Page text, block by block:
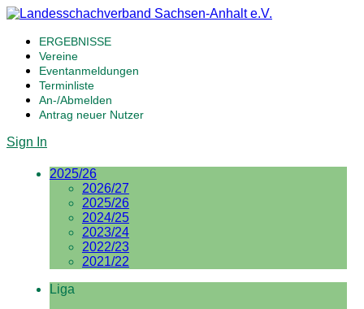
ERGEBNISSE
Vereine
Eventanmeldungen
Terminliste
An-/Abmelden
Antrag neuer Nutzer
Sign In
2025/26
2026/27
2025/26
2024/25
2023/24
2022/23
2021/22
Liga